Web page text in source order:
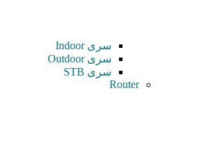
سری Indoor
سری Outdoor
سری STB
Router